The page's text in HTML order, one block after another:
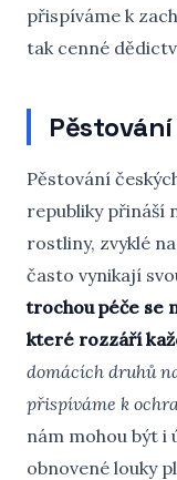
přispíváme k
tak cenné
Pěstování
republiky přináší
rostliny, zvyklé
často vynikají
trochou péče se
které rozzáří
domácích druhů
přispíváme k
nám mohou být i
obnovené louky